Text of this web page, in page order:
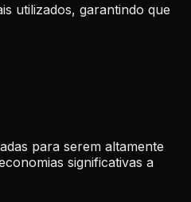
utilizados, garantindo que
para serem altamente
significativas a